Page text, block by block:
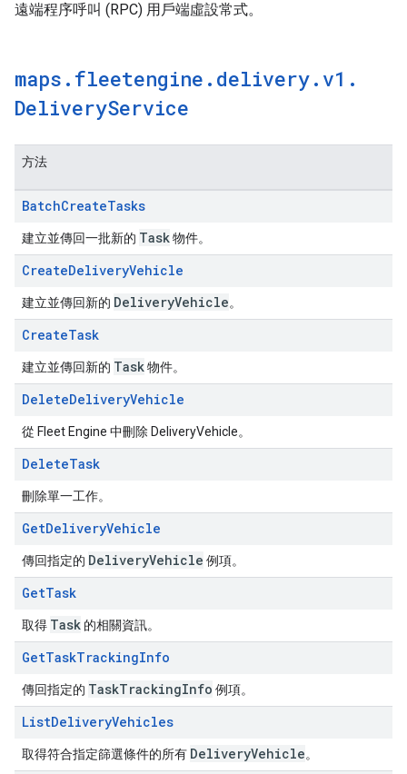
遠端程序呼叫 (RPC) 用戶端虛設常式。
maps . fleetengine . delivery. v1 .
DeliveryService
方法
BatchCreateTasks
建立並傳回一批新的 Task物件。
CreateDeliveryVehicle
建立並傳回新的 DeliveryVehicle。
CreateTask
建立並傳回新的 Task物件。
DeleteDeliveryVehicle
從 Fleet Engine 中刪除 DeliveryVehicle。
DeleteTask
刪除單一工作。
GetDeliveryVehicle
傳回指定的 DeliveryVehicle 例項。
GetTask
取得 Task 的相關資訊。
GetTaskTrackingInfo
傳回指定的 TaskTrackingInfo 例項。
ListDeliveryVehicles
取得符合指定篩選條件的所有 DeliveryVehicle。